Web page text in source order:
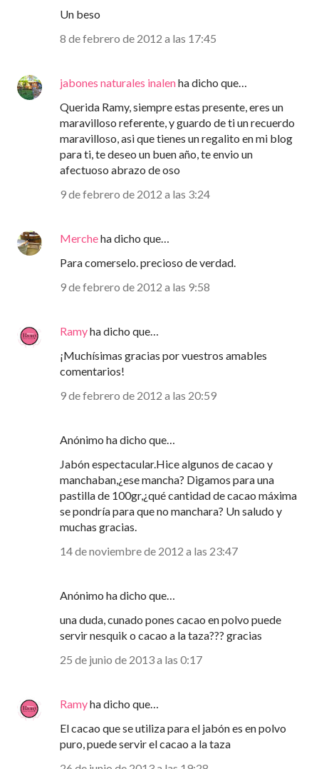
Un beso
8 de febrero de 2012 a las 17:45
jabones naturales inalenha dicho que…
Querida Ramy, siempre estas presente, eres un
maravilloso referente, y guardo de ti un recuerdo
maravilloso, asi que tienes un regalito en mi blog
para ti, te deseo un buen año, te envio un
afectuoso abrazo de oso
9 de febrero de 2012 a las 3:24
Mercheha dicho que…
Para comerselo. precioso de verdad.
9 de febrero de 2012 a las 9:58
Ramyha dicho que…
¡Muchísimas gracias por vuestros amables
comentarios!
9 de febrero de 2012 a las 20:59
Anónimo ha dicho que…
Jabón espectacular.Hice algunos de cacao y
manchaban,¿ese mancha? Digamos para una
pastilla de 100gr,¿qué cantidad de cacao máxima
se pondría para que no manchara? Un saludo y
muchas gracias.
14 de noviembre de 2012 a las 23:47
Anónimo ha dicho que…
una duda, cunado pones cacao en polvo puede
servir nesquik o cacao a la taza??? gracias
25 de junio de 2013 a las 0:17
Ramyha dicho que…
El cacao que se utiliza para el jabón es en polvo
puro, puede servir el cacao a la taza